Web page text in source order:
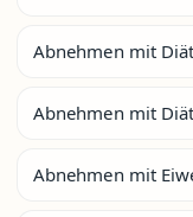
Abnehmen mit
Abnehmen mit
Abnehmen mit